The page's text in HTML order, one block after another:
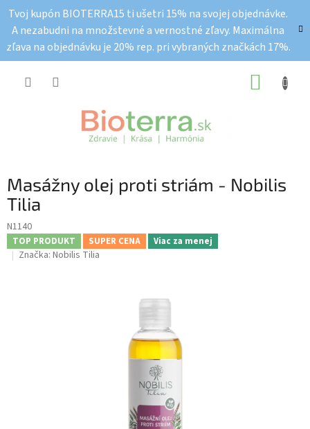
obsah
Tvoj kupón BIOTERRA15 ti ušetri 15% na svojej objednávke.
A nezabudni na množstevné a vernostné zľavy. Maximálna
zľava na objednávku je 20% rep. pri vybraných značkách 17%.
Masážny olej proti striám - Nobilis
Tilia
N1140
TOP PRODUKT SUPER CENA Viac za menej
Značka: Nobilis Tilia